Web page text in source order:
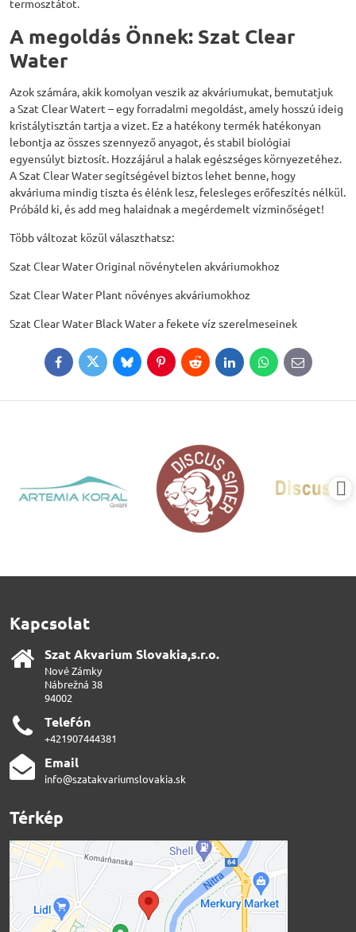
termosztátot.
A megoldás Önnek: Szat Clear
Water
Azok számára, akik komolyan veszik az akváriumukat, bemutatjuk
aSzat Clear Watert – egy forradalmi megoldást, amely hosszú ideig
kristálytisztán tartja a vizet. Ez a hatékony termék hatékonyan
lebontja az összes szennyező anyagot, és stabil biológiai
egyensúlyt biztosít. Hozzájárul a halak egészséges környezetéhez.
ASzat Clear Watersegítségével biztos lehet benne, hogy
akváriuma mindig tiszta és élénk lesz, felesleges erőfeszítés nélkül.
Próbáld ki, és add meg halaidnak a megérdemelt vízminőséget!
Több változat közül választhatsz:
Szat Clear Water Original növénytelen akváriumokhoz
Szat Clear Water Plant növényes akváriumokhoz
Szat Clear Water Black Watera fekete víz szerelmeseinek
FacebookTwitterBlueskyPinterestRedditLinkedInWhatsApp
E-
mail
Kapcsolat
Szat Akvarium Slovakia,s​.r​.o​.
Nové Zámky
Nábrežná 38
94002
Telefón
+421907444381
Email
info@szatakvariumslovakia.sk
Térkép